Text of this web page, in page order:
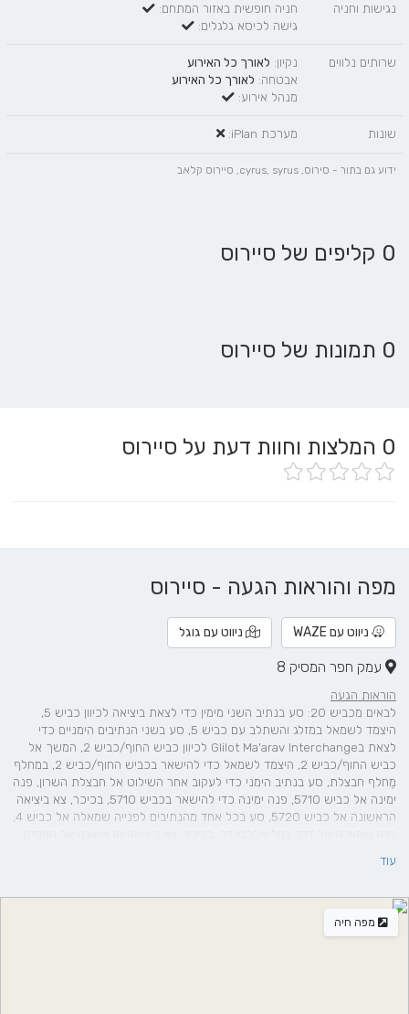
נגישות וחניה
חניה חופשית באזור המתחם:
גישה לכיסא גלגלים:
שרותים נלווים נקיון: לאורך כל האירוע
אבטחה: לאורך כל האירוע
מנהל אירוע:
שונות מערכת iPlan:
ידוע גם בתור - סירוס, cyrus, syrus, סיירוס קלאב
0 קליפים של סיירוס
0 תמונות של סיירוס
0 המלצות וחוות דעת על סיירוס
מפה והוראות הגעה - סיירוס
ניווט עם WAZE ניווט עם גוגל
עמק חפר המסיק 8
הוראות הגעה
היצמד לשמאל במזלג והשתלב עם כביש 5, סע בשני הנתיבים הימניים כדי
לצאת ב‪Glilot Ma'arav Interchange‬‏ לכיוון כביש החוף/כביש 2, המשך אל
כביש החוף/כביש 2, היצמד לשמאל כדי להישאר בכביש החוף/כביש 2, במחלף
מֶחלף חבצלת, סע בנתיב הימני כדי לעקוב אחר השילוט אל חבצלת השרון, פנה
ימינה אל כביש 5710, פנה ימינה כדי להישאר בכביש 5710, בכיכר, צא ביציאה
עוד
מפה חיה